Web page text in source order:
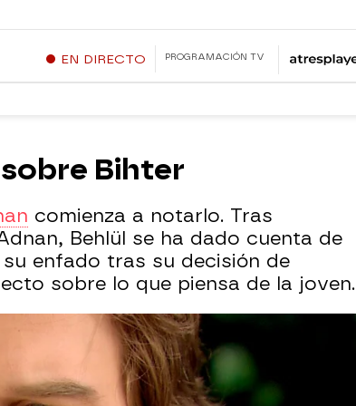
EN DIRECTO PROGRAMACIÓN TV
Bihter
comienza a notarlo. Tras
Behlül se ha dado cuenta de
enfado tras su decisión de
sobre lo que piensa de la joven.